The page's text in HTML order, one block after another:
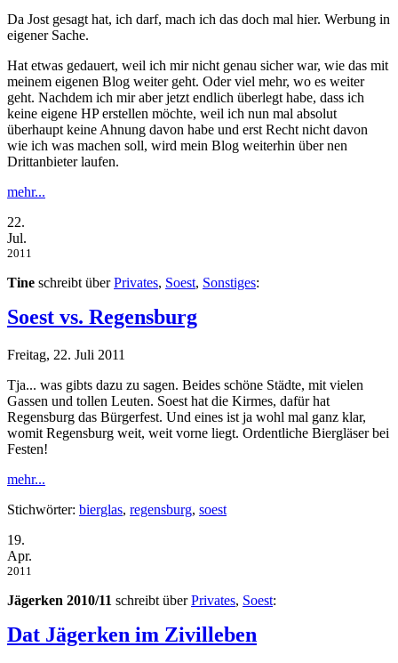
Da Jost gesagt hat, ich darf, mach ich das doch mal hier. Werbung in
eigener Sache.
Hat etwas gedauert, weil ich mir nicht genau sicher war, wie das mit
meinem eigenen Blog weiter geht. Oder viel mehr, wo es weiter
geht. Nachdem ich mir aber jetzt endlich überlegt habe, dass ich
keine eigene HP erstellen möchte, weil ich nun mal absolut
überhaupt keine Ahnung davon habe und erst Recht nicht davon
wie ich was machen soll, wird mein Blog weiterhin über nen
Drittanbieter laufen.
mehr...
22.
Jul.
2011
Tine schreibt überPrivates, Soest, Sonstiges:
Soest vs. Regensburg
Freitag, 22. Juli 2011
Tja... was gibts dazu zu sagen. Beides schöne Städte, mit vielen
Gassen und tollen Leuten. Soest hat die Kirmes, dafür hat
Regensburg das Bürgerfest. Und eines ist ja wohl mal ganz klar,
womit Regensburg weit, weit vorne liegt. Ordentliche Biergläser bei
Festen!
mehr...
Stichwörter: bierglas, regensburg, soest
19.
Apr.
2011
Jägerken 2010/11 schreibt überPrivates, Soest:
Dat Jägerken im Zivilleben